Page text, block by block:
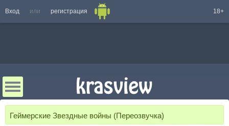
Вход или регистрация 18+
Геймерские Звездные войны (Переозвучка)